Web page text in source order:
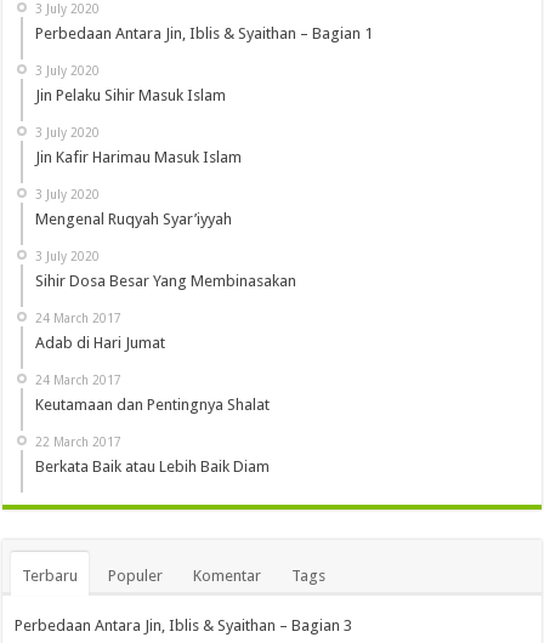
3 July 2020
Perbedaan Antara Jin, Iblis & Syaithan – Bagian 1
3 July 2020
Jin Pelaku Sihir Masuk Islam
3 July 2020
Jin Kafir Harimau Masuk Islam
3 July 2020
Mengenal Ruqyah Syar’iyyah
3 July 2020
Sihir Dosa Besar Yang Membinasakan
24 March 2017
Adab di Hari Jumat
24 March 2017
Keutamaan dan Pentingnya Shalat
22 March 2017
Berkata Baik atau Lebih Baik Diam
Terbaru Populer Komentar Tags
Perbedaan Antara Jin, Iblis & Syaithan – Bagian 3